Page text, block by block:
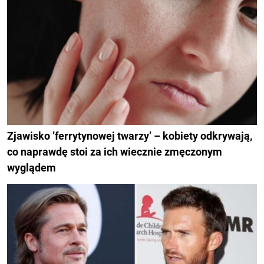
Zjawisko ’ferrytynowej twarzy’ – kobiety odkrywają,
co naprawdę stoi za ich wiecznie zmęczonym
wyglądem